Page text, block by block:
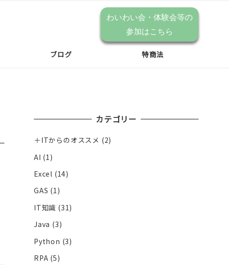
わいわい会・体験会等の
参加はこちら
ブログ 特商法
カテゴリー
＋ITからのオススメ (2)
AI (1)
Excel (14)
GAS (1)
IT知識 (31)
Java (3)
Python (3)
RPA (5)